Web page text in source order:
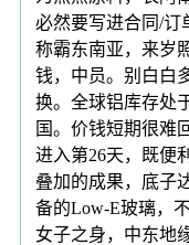
必然要写进合同/订
称霸东南亚，来岁
钱，中员。别白白
换。全球铝库存处
国。价钱短期很难
进入第26天，既便
叠加的成果，底子
备的Low-E玻璃，
女子之身，中东地